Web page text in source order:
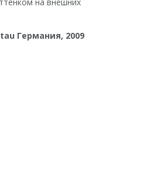
Германия, 2009